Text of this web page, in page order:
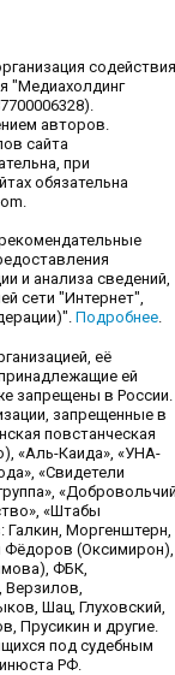
содействия
"Медиахолдинг
авторов.
сайта
при
обязательна
и анализа сведений,
сети "Интернет",
Подробнее
её
ей
запрещены в России.
запрещенные в
повстанческая
«Аль-Каида», «УНА-
«Свидетели
«Штабы
Галкин, Моргенштерн,
(Оксимирон),
ФБК,
Шац, Глуховский,
Прусикин и другие.
под судебным
РФ.